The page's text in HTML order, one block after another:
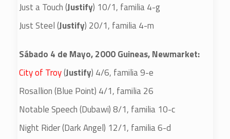
Just a Touch (Justify) 10/1, familia 4-g
Just Steel (Justify) 20/1, familia 4-m
Sábado 4 de Mayo, 2000 Guineas, Newmarket:
City of Troy(Justify) 4/6, familia 9-e
Rosallion (Blue Point) 4/1, familia 26
Notable Speech (Dubawi) 8/1, familia 10-c
Night Rider (Dark Angel) 12/1, familia 6-d